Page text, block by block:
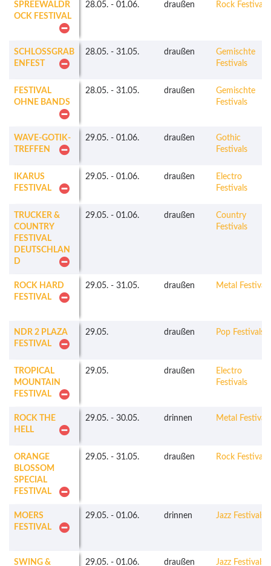
SPREEWALDR
OCK FESTIVAL
28.05. - 01.06. draußen Rock Festivals
SCHLOSSGRAB
ENFEST
28.05. - 31.05. draußen
Gemischte
Festivals
FESTIVAL
OHNE BANDS
28.05. - 31.05. draußen
Gemischte
Festivals
WAVE-GOTIK-
TREFFEN
29.05. - 01.06. draußen
Gothic
Festivals
IKARUS
FESTIVAL
29.05. - 01.06. draußen
Electro
Festivals
TRUCKER &
COUNTRY
FESTIVAL
DEUTSCHLAN
D
29.05. - 01.06. draußen
Country
Festivals
ROCK HARD
FESTIVAL
29.05. - 31.05. draußen Metal Festivals
NDR 2 PLAZA
FESTIVAL
29.05. draußen Pop Festivals
TROPICAL
MOUNTAIN
FESTIVAL
29.05. draußen
Electro
Festivals
ROCK THE
HELL
29.05. - 30.05. drinnen Metal Festivals
ORANGE
BLOSSOM
SPECIAL
FESTIVAL
29.05. - 31.05. draußen Rock Festivals
MOERS
FESTIVAL
29.05. - 01.06. drinnen Jazz Festivals
SWING & 29.05. - 01.06. draußen Jazz Festivals